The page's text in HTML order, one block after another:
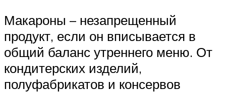
Макароны – незапрещенный
продукт, если он вписывается в
общий баланс утреннего меню. От
кондитерских изделий,
полуфабрикатов и консервов